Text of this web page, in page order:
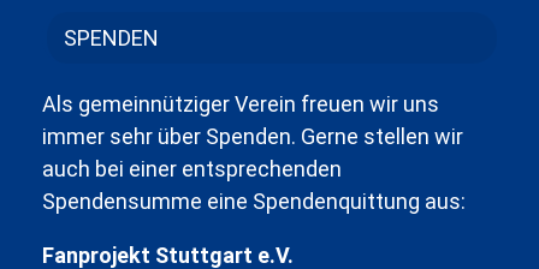
SPENDEN
Als gemeinnütziger Verein freuen wir uns
immer sehr über Spenden. Gerne stellen wir
auch bei einer entsprechenden
Spendensumme eine Spendenquittung aus:
Fanprojekt Stuttgart e.V.